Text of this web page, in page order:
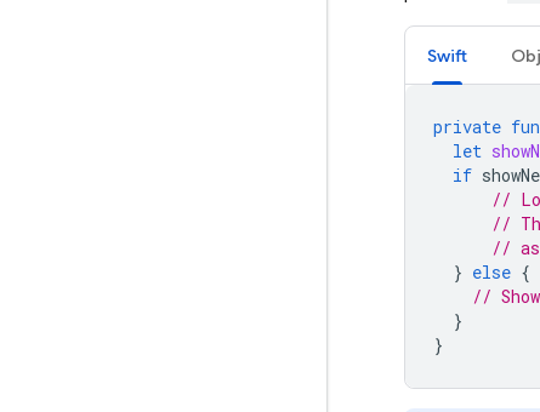
Swift
private
let
if
//
//
//
} else {
//
}
}